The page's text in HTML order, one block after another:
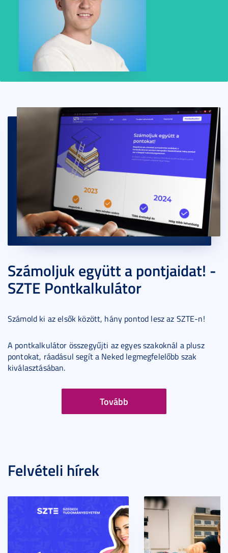
Számoljuk együtt a pontjaidat! -
SZTE Pontkalkulátor
Számold ki az elsők között, hány pontod lesz az SZTE-n!
A pontkalkulátor összegyűjti az egyes szakoknál a plusz
pontokat, ráadásul segít a Neked legmegfelelőbb szak
kiválasztásában.
Tovább
Felvételi hírek